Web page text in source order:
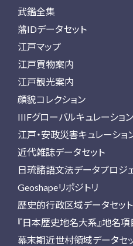
武鑑全集
藩IDデータセット
江戸マップ
江戸買物案内
江戸観光案内
顔貌コレクション
IIIFグローバルキュレーション
江戸・安政災害キュレーショ
近代雑誌データセット
日琉諸語文法データプロジ
Geoshapeリポジトリ
歴史的行政区域データセッ
『日本歴史地名大系』地名項
幕末期近世村領域データセ